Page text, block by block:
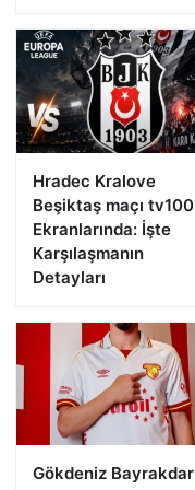
Hradec Kralove
Beşiktaş maçı tv100
Ekranlarında: İşte
Karşılaşmanın
Detayları
Gökdeniz Bayrakdar